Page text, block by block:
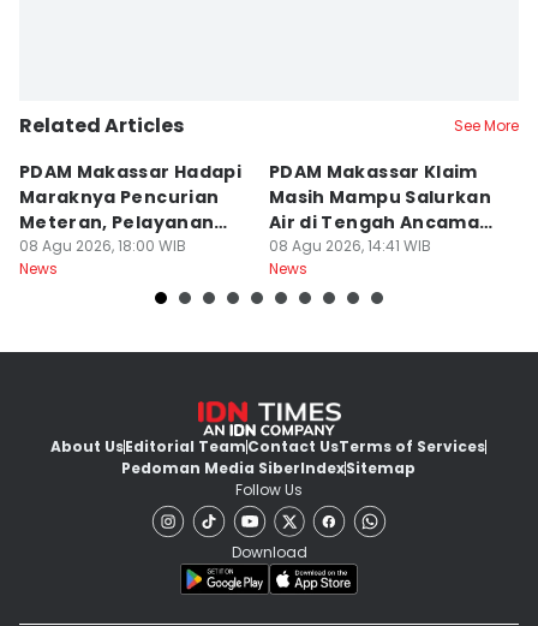
Related Articles See More
PDAM Makassar Hadapi
Maraknya Pencurian
Meteran, Pelayanan
Ikut Terdampak
08 Agu 2026, 18:00 WIB
News
PDAM Makassar Klaim
Masih Mampu Salurkan
Air di Tengah Ancaman
Kekeringan
08 Agu 2026, 14:41 WIB
News
About UsEditorial TeamContact UsTerms of Services
Pedoman Media SiberIndexSitemap
Follow Us
Download